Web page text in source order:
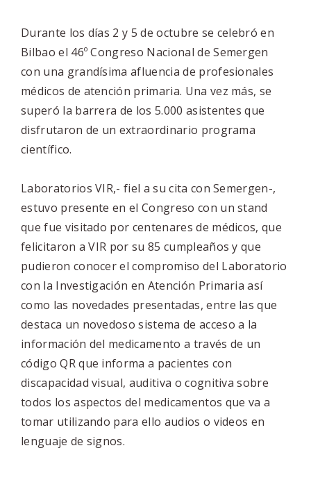
Durante los días 2 y 5 de octubre se celebró en
Bilbao el 46º Congreso Nacional de Semergen
con una grandísima afluencia de profesionales
médicos de atención primaria. Una vez más, se
superó la barrera de los 5.000 asistentes que
disfrutaron de un extraordinario programa
científico.
Laboratorios VIR,- fiel a su cita con Semergen-,
estuvo presente en el Congreso con un stand
que fue visitado por centenares de médicos, que
felicitaron a VIR por su 85 cumpleaños y que
pudieron conocer el compromiso del Laboratorio
con la Investigación en Atención Primaria así
como las novedades presentadas, entre las que
destaca un novedoso sistema de acceso a la
información del medicamento a través de un
código QR que informa a pacientes con
discapacidad visual, auditiva o cognitiva sobre
todos los aspectos del medicamentos que va a
tomar utilizando para ello audios o videos en
lenguaje de signos.